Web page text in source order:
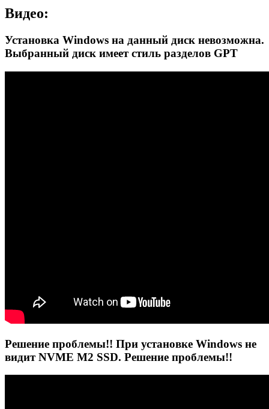
Видео:
Установка Windows на данный диск невозможна.
Выбранный диск имеет стиль разделов GPT
Решение проблемы!! При установке Windows не
видит NVME M2 SSD. Решение проблемы!!